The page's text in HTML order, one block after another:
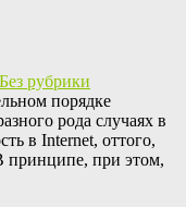
Без рубрики
порядке
рода случаях в
в Internet, оттого,
принципе, при этом,